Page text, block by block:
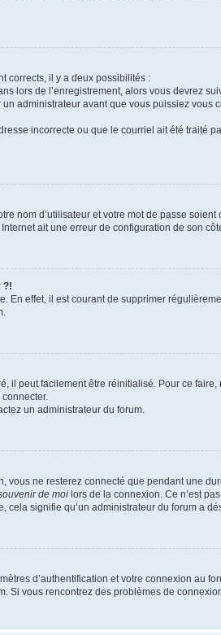
corrects, il y a deux possibilités :
lors de l’enregistrement, alors vous devrez
administrateur avant que vous puissiez vous
incorrecte ou que le courriel ait été traité
nom d’utilisateur et votre mot de passe
ait une erreur de configuration de son
?!
En effet, il est courant de supprimer
il peut facilement être réinitialisé. Pour ce
un administrateur du forum.
vous ne resterez connecté que pendant une
de moi lors de la connexion. Ce n’est
signifie qu’un administrateur du forum a
d’authentification et votre connexion au
Si vous rencontrez des problèmes de